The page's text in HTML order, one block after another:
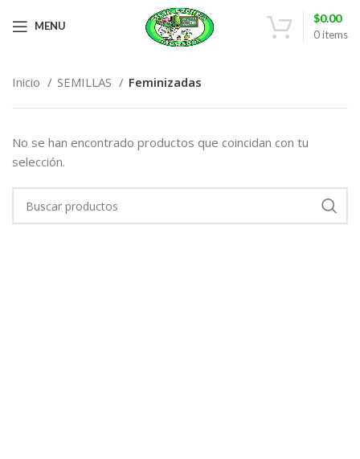
MENU
0items
$0.00
Inicio SEMILLAS Feminizadas
No se han encontrado productos que coincidan con tu
selección.